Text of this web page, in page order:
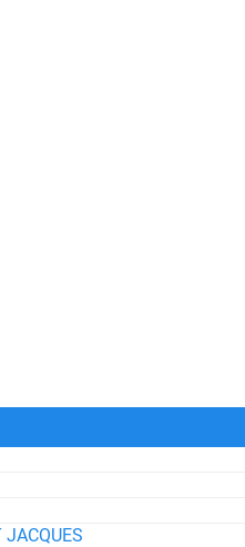
JACQUES